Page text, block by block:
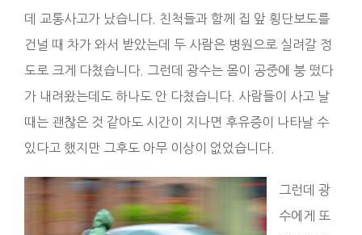
데 교통사고가 났습니다. 친척들과 함께 집 앞 횡단보도를
건널 때 차가 와서 받았는데 두 사람은 병원으로 실려갈 정
도로 크게 다쳤습니다. 그런데 광수는 몸이 공중에 붕 떴다
가 내려왔는데도 하나도 안 다쳤습니다. 사람들이 사고 날
때는 괜찮은 것 같아도 시간이 지나면 후유증이 나타날 수
있다고 했지만 그후도 아무 이상이 없었습니다.
그런데 광
수에게 또